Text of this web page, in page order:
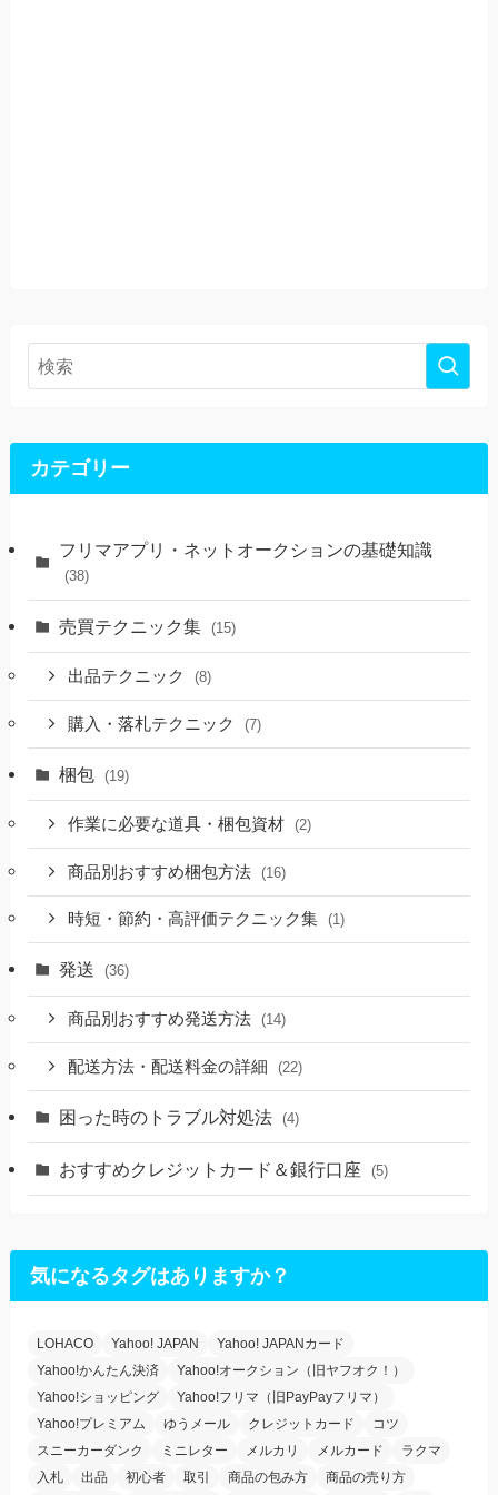
カテゴリー
フリマアプリ・ネットオークションの基礎知識
(38)
売買テクニック集 (15)
出品テクニック (8)
購入・落札テクニック (7)
梱包 (19)
作業に必要な道具・梱包資材 (2)
商品別おすすめ梱包方法 (16)
時短・節約・高評価テクニック集 (1)
発送 (36)
商品別おすすめ発送方法 (14)
配送方法・配送料金の詳細 (22)
困った時のトラブル対処法 (4)
おすすめクレジットカード＆銀行口座 (5)
気になるタグはありますか？
LOHACO Yahoo! JAPAN
Yahoo! JAPANカード
Yahoo!かんたん決済
Yahoo!オークション（旧ヤフオク！）
Yahoo!ショッピング
Yahoo!フリマ（旧PayPayフリマ）
Yahoo!プレミアム
ゆうメール クレジットカード
コツ
スニーカーダンク
ミニレター メルカリ メルカード
ラクマ
入札
出品 初心者 取引 商品の包み方 商品の売り方